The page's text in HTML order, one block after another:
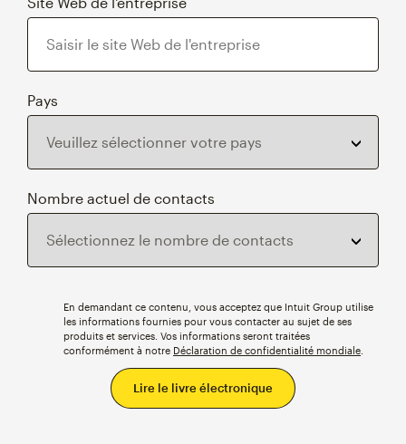
Pays
Nombre actuel de contacts
En demandant ce contenu, vous acceptez que Intuit Group utilise
les informations fournies pour vous contacter au sujet de ses
produits et services. Vos informations seront traitées
conformément à notre Déclaration de confidentialité mondiale